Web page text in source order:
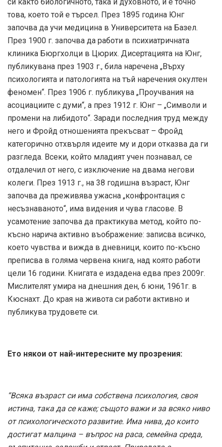
това, което той е търсел. През 1895 година Юнг
започва да учи медицина в Университета на Базел.
През 1900 г. започва да работи в психиатричната
клиника Бюргхолци в Цюрих. Дисертацията на Юнг,
публикувана през 1903 г., била наречена „Върху
психологията и патологията на тъй наречения окултен
феномен“. През 1906 г. публикува „Проучвания на
асоциациите с думи“, а през 1912 г. Юнг – „Символи и
промени на либидото“. Заради последния труд между
него и Фройд отношенията прекъсват – Фройд
категорично отхвърля идеите му и дори отказва да ги
разгледа. Всеки, който младият учен познавал, се
отдалечил от него, с изключение на двама негови
колеги. През 1913 г., на 38 годишна възраст, Юнг
започва да преживява ужасна „конфронтация с
несъзнаваното“, има видения и чува гласове. В
усамотение започва да практикува метод, който по-
късно нарича активно въображение: записва всичко,
което чувства и вижда в дневници, които по-късно
преписва в голяма червена книга, над която работи
цели 16 години. Книгата е издадена едва през 2009г.
Мислителят умира на днешния ден, 6 юни, 1961г. в
Кюснахт. До края на живота си работи активно и
публикува трудовете си.
Ето някои от най-интересните му прозрения:
“Всяка възраст си има собствена психология, своя
истина, така да се каже; същото важи и за всяко ниво
от психологическото развитие. Има нива, до които
достигат малцина – въпрос на раса, семейна среда,